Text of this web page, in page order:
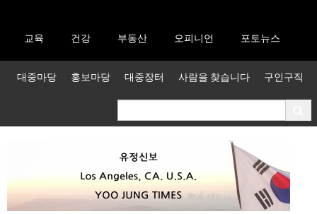
교육 건강 부동산 오피니언 포토뉴스
대중마당 홍보마당 대중장터 사람을 찾습니다 구인구직